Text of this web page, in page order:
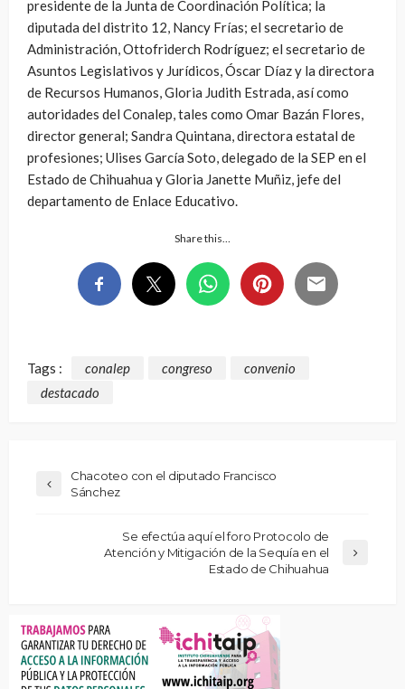
presidente de la Junta de Coordinación Política; la
diputada del distrito 12, Nancy Frías; el secretario de
Administración, Ottofriderch Rodríguez; el secretario de
Asuntos Legislativos y Jurídicos, Óscar Díaz y la directora
de Recursos Humanos, Gloria Judith Estrada, así como
autoridades del Conalep, tales como Omar Bazán Flores,
director general; Sandra Quintana, directora estatal de
profesiones; Ulises García Soto, delegado de la SEP en el
Estado de Chihuahua y Gloria Janette Muñiz, jefe del
departamento de Enlace Educativo.
Share this…
Tags : conalep congreso
convenio
destacado
Chacoteo con el diputado Francisco
Sánchez
Se efectúa aquí el foro Protocolo de
Atención y Mitigación de la Sequía en el
Estado de Chihuahua